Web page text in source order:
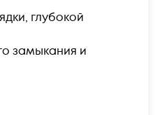
глубокой
замыкания и